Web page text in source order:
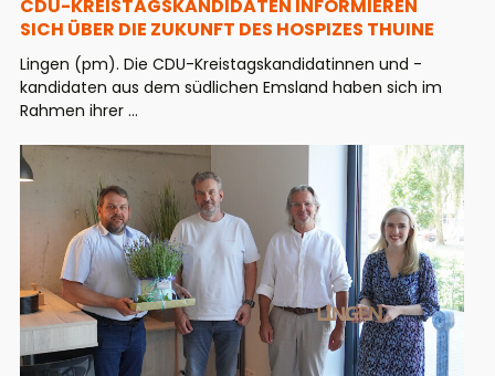
CDU-KREISTAGSKANDIDATEN INFORMIEREN
SICH ÜBER DIE ZUKUNFT DES HOSPIZES THUINE
Lingen (pm). Die CDU-Kreistagskandidatinnen und -
kandidaten aus dem südlichen Emsland haben sich im
Rahmen ihrer ...